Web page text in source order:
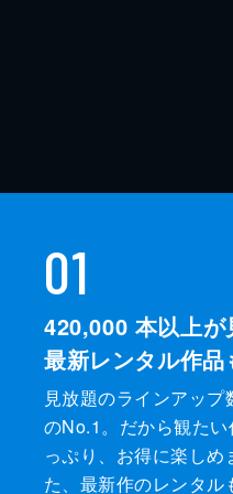
01
420,000 本以上が
最新レンタル作品
見放題のラインアップ
のNo.1。だから観たい
っぷり、お得に楽しめ
た、最新作のレンタル